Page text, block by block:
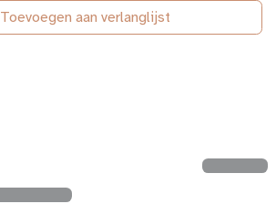
Toevoegen aan verlanglijst